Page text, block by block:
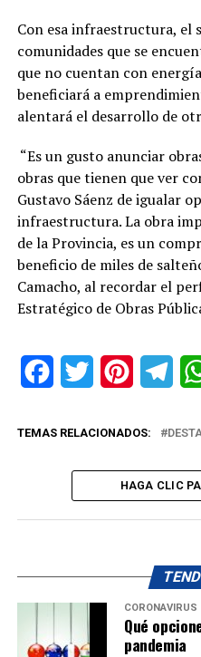
Con esa infraestructura, el
comunidades que se
que no cuentan con
beneficiará a
alentará el desarrollo de
“Es un gusto anunciar
obras que tienen que ver
Gustavo Sáenz de igualar
infraestructura. La obra
de la Provincia, es un
beneficio de miles de
Camacho, al recordar el
Estratégico de Obras
FacebookTwitter Pinterest
TEMAS RELACIONADOS:
HAGA CLIC
CORONAVIRUS
Qué
pandemia